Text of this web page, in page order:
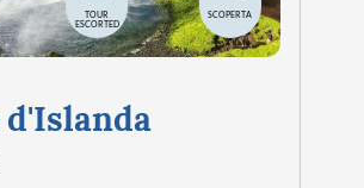
TOUR
ESCORTED
SCOPERTA